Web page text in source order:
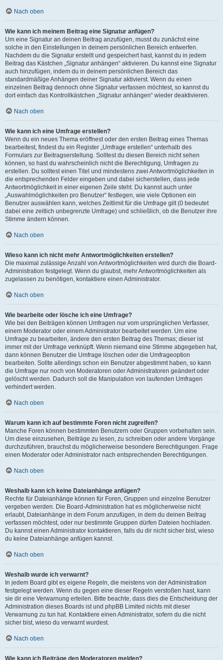
Nach oben
Wie kann ich meinem Beitrag eine Signatur anfügen?
Um eine Signatur an deinen Beitrag anzufügen, musst du zunächst eine
solche in den Einstellungen in deinem persönlichen Bereich entwerfen.
Nachdem du die Signatur erstellt und gespeichert hast, kannst du in jedem
Beitrag das Kästchen „Signatur anhängen“ aktivieren. Du kannst eine Signatur
auch hinzufügen, indem du in deinem persönlichen Bereich das
standardmäßige Anhängen deiner Signatur aktivierst. Wenn du einen
einzelnen Beitrag dennoch ohne Signatur verfassen möchtest, so kannst du
dort einfach das Kontrollkästchen „Signatur anhängen“ wieder deaktivieren.
Nach oben
Wie kann ich eine Umfrage erstellen?
Wenn du ein neues Thema eröffnest oder den ersten Beitrag eines Themas
bearbeitest, findest du ein Register „Umfrage erstellen“ unterhalb des
Formulars zur Beitragserstellung. Solltest du diesen Bereich nicht sehen
können, so hast du wahrscheinlich nicht die Berechtigung, Umfragen zu
erstellen. Du solltest einen Titel und mindestens zwei Antwortmöglichkeiten in
die entsprechenden Felder eingeben und dabei sicherstellen, dass jede
Antwortmöglichkeit in einer eigenen Zeile steht. Du kannst auch unter
„Auswahlmöglichkeiten pro Benutzer“ festlegen, wie viele Optionen ein
Benutzer auswählen kann, welches Zeitlimit für die Umfrage gilt (0 bedeutet
dabei eine zeitlich unbegrenzte Umfrage) und schließlich, ob die Benutzer ihre
Stimme ändern können.
Nach oben
Wieso kann ich nicht mehr Antwortmöglichkeiten erstellen?
Die maximal zulässige Anzahl von Antwortmöglichkeiten wird durch die Board-
Administration festgelegt. Wenn du glaubst, mehr Antwortmöglichkeiten als
zugelassen zu benötigen, kontaktiere einen Administrator.
Nach oben
Wie bearbeite oder lösche ich eine Umfrage?
Wie bei den Beiträgen können Umfragen nur vom ursprünglichen Verfasser,
einem Moderator oder einem Administrator bearbeitet werden. Um eine
Umfrage zu bearbeiten, ändere den ersten Beitrag des Themas; dieser ist
immer mit der Umfrage verknüpft. Wenn niemand eine Stimme abgegeben hat,
dann können Benutzer die Umfrage löschen oder die Umfrageoption
bearbeiten. Sollte allerdings schon ein Benutzer abgestimmt haben, so kann
die Umfrage nur noch von Moderatoren oder Administratoren geändert oder
gelöscht werden. Dadurch soll die Manipulation von laufenden Umfragen
verhindert werden.
Nach oben
Warum kann ich auf bestimmte Foren nicht zugreifen?
Manche Foren können bestimmten Benutzern oder Gruppen vorbehalten sein.
Um diese einzusehen, Beiträge zu lesen, zu schreiben oder andere Vorgänge
durchzuführen, brauchst du möglicherweise besondere Berechtigungen. Frage
einen Moderator oder Administrator nach entsprechenden Berechtigungen.
Nach oben
Weshalb kann ich keine Dateianhänge anfügen?
Rechte für Dateianhänge können für Foren, Gruppen und einzelne Benutzer
vergeben werden. Die Board-Administration hat es möglicherweise nicht
erlaubt, Dateianhänge in dem Forum anzufügen, in dem du deinen Beitrag
verfassen möchtest, oder nur bestimmte Gruppen dürfen Dateien hochladen.
Du kannst einen Administrator kontaktieren, falls du dir nicht sicher bist, wieso
du keine Dateianhänge anfügen kannst.
Nach oben
Weshalb wurde ich verwarnt?
In jedem Board gibt es eigene Regeln, die meistens von der Administration
festgelegt werden. Wenn du gegen eine dieser Regeln verstoßen hast, kann
sie dir eine Verwarnung erteilen. Bitte beachte, dass dies die Entscheidung der
Administration dieses Boards ist und phpBB Limited nichts mit dieser
Verwarnung zu tun hat. Kontaktiere einen Administrator, sofern du die nicht
sicher bist, wieso du verwarnt wurdest.
Nach oben